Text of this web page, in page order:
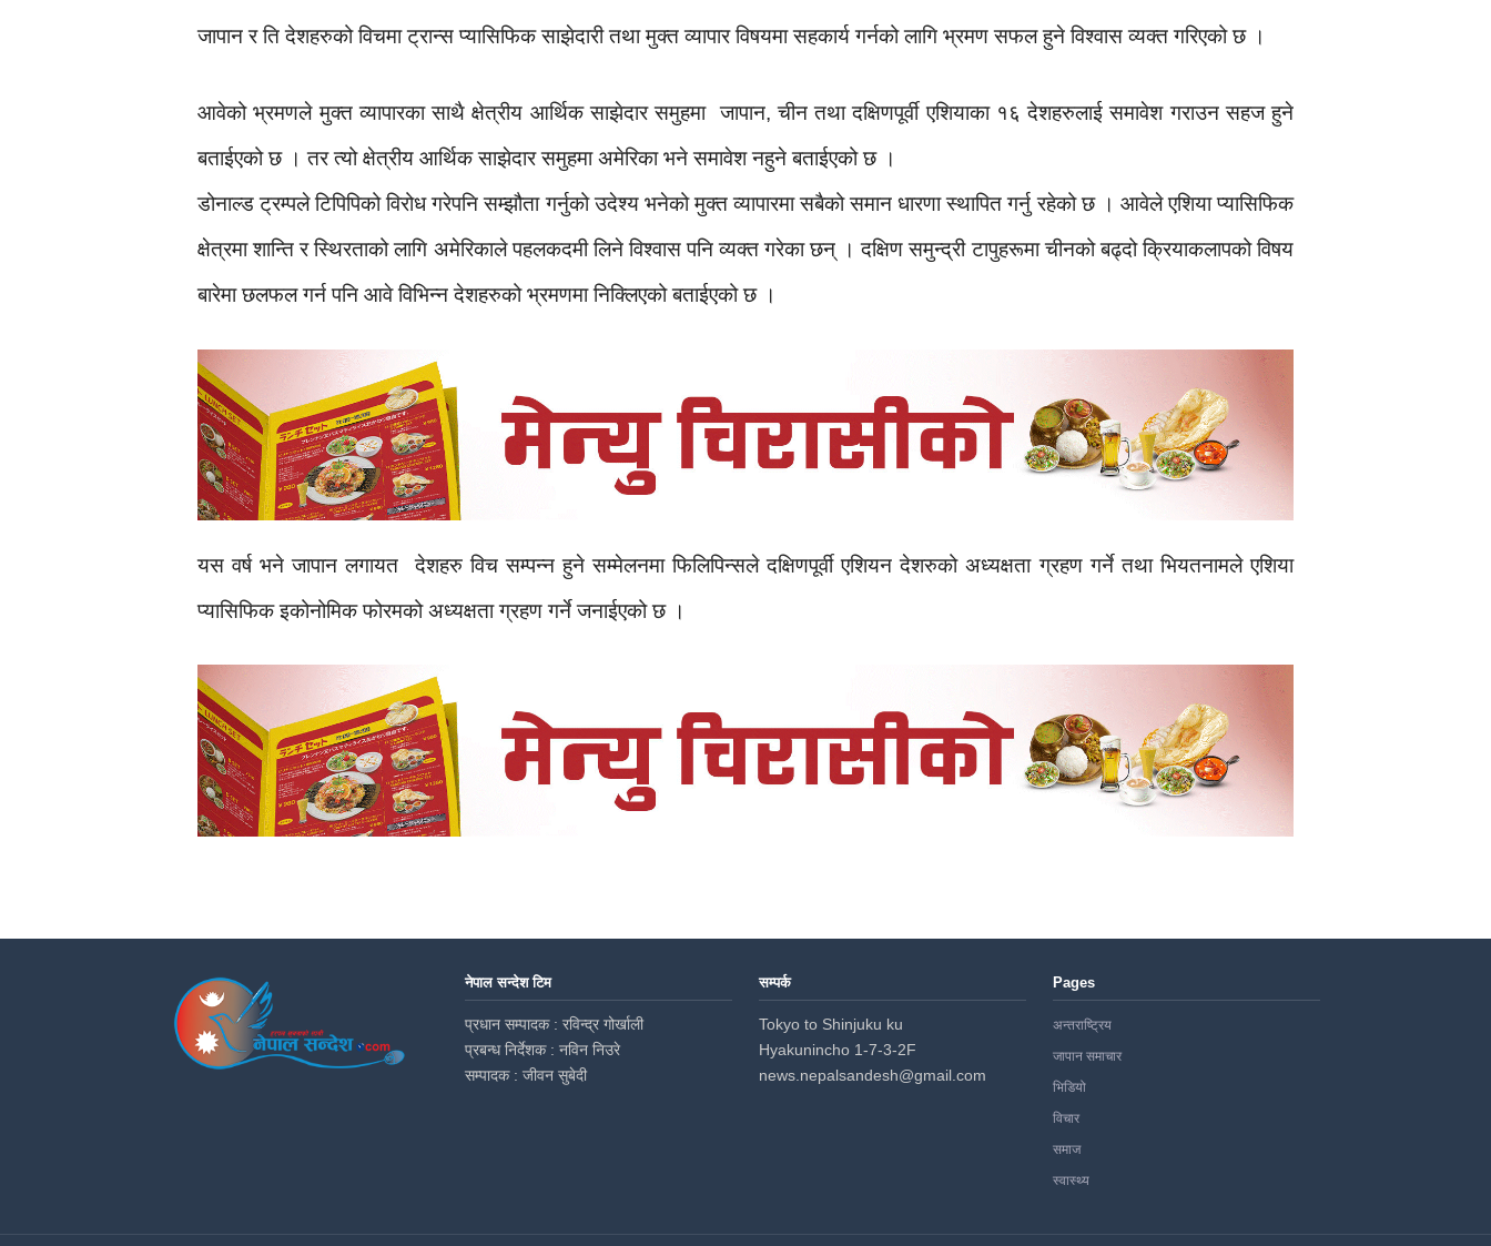
जापान र ति देशहरुको विचमा ट्रान्स प्यासिफिक साझेदारी तथा मुक्त व्यापार विषयमा सहकार्य गर्नको लागि भ्रमण सफल हुने विश्वास व्यक्त गरिएको छ ।
आवेको भ्रमणले मुक्त व्यापारका साथै क्षेत्रीय आर्थिक साझेदार समुहमा जापान, चीन तथा दक्षिणपूर्वी एशियाका १६ देशहरुलाई समावेश गराउन सहज हुने
बताईएको छ । तर त्यो क्षेत्रीय आर्थिक साझेदार समुहमा अमेरिका भने समावेश नहुने बताईएको छ ।
डोनाल्ड ट्रम्पले टिपिपिको विरोध गरेपनि सम्झौता गर्नुको उदेश्य भनेको मुक्त व्यापारमा सबैको समान धारणा स्थापित गर्नु रहेको छ । आवेले एशिया प्यासिफिक
क्षेत्रमा शान्ति र स्थिरताको लागि अमेरिकाले पहलकदमी लिने विश्वास पनि व्यक्त गरेका छन् । दक्षिण समुन्द्री टापुहरूमा चीनको बढ्दो क्रियाकलापको विषय
बारेमा छलफल गर्न पनि आवे विभिन्न देशहरुको भ्रमणमा निक्लिएको बताईएको छ ।
यस वर्ष भने जापान लगायत देशहरु विच सम्पन्न हुने सम्मेलनमा फिलिपिन्सले दक्षिणपूर्वी एशियन देशरुको अध्यक्षता ग्रहण गर्ने तथा भियतनामले एशिया
प्यासिफिक इकोनोमिक फोरमको अध्यक्षता ग्रहण गर्ने जनाईएको छ ।
नेपाल सन्देश टिम
प्रधान सम्पादक : रविन्द्र गोर्खाली
प्रबन्ध निर्देशक : नविन निउरे
सम्पादक : जीवन सुबेदी
सम्पर्क
Tokyo to Shinjuku ku
Hyakunincho 1-7-3-2F
news.nepalsandesh@gmail.com
Pages
अन्तराष्ट्रिय
जापान समाचार
भिडियो
विचार
समाज
स्वास्थ्य